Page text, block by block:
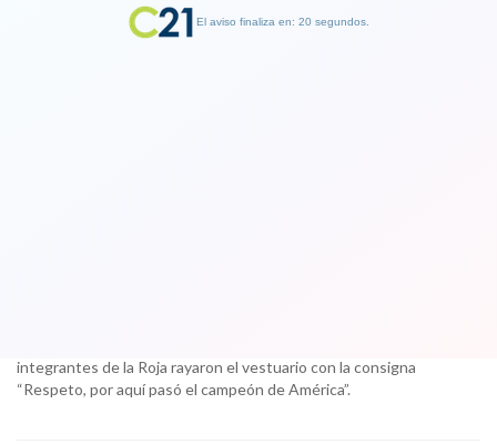
integrantes de la Roja rayaron el vestuario con la consigna
“Respeto, por aquí pasó el campeón de América”.
El aviso finaliza en: 19 segundos.